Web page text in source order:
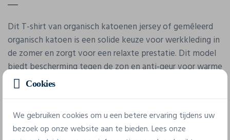
Dit T-shirt van organisch katoenen jersey of gemêleerd
organisch katoen is een solide keuze voor werkkleding in
de zomer en zorgt voor een relaxte prestatie. Dit model
biedt bescherming tegen de zon en anti-geur voor warme
werkomstandigheden.
Eigenschappen
Cookies
We gebruiken cookies om u een betere ervaring tijdens uw
bezoek op onze website aan te bieden. Lees onze